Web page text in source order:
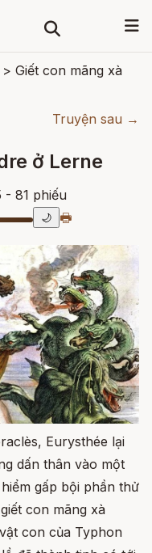
> Giết con mãng xà
Truyện sau →
ở Lerne
- 81 phiếu
🌙 🖶
Eurysthée lại
dấn thân vào một
gấp bội phần thử
con mãng xà
con của Typhon